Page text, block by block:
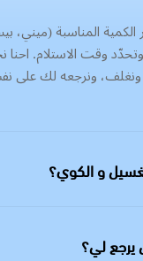
الكمية المناسبة
وقت الاستلام. احنا
و الكوي؟
لي؟